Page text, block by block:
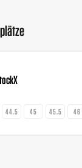
44.5 45 45.5 46